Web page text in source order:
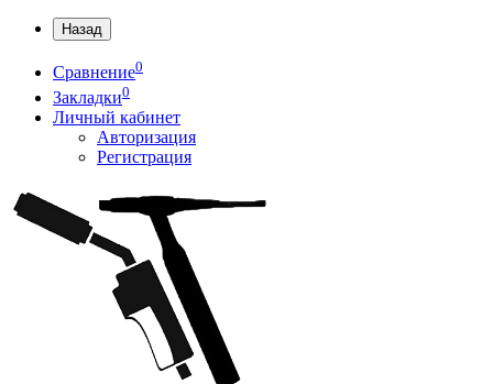
Назад
Сравнение0
Закладки0
Личный кабинет
Авторизация
Регистрация